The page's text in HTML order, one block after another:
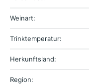
Weinart:
Trinktemperatur:
Herkunftsland:
Region: